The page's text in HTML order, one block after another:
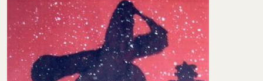
Ai矢量
P图宝 南无阿弥陀佛
安全网站
捐赠 繁體版